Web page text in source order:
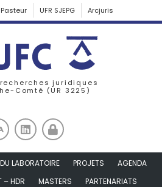
UFR SJEPG Arcjuris
juridiques
Comté (UR 3225)
LABORATOIRE PROJETS
AGENDA
– HDR MASTERS PARTENARIATS